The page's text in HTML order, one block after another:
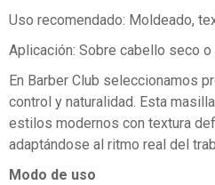
Uso recomendado: Moldeado,
Aplicación: Sobre cabello seco
En Barber Club seleccionamos
control y naturalidad. Esta
estilos modernos con textura
adaptándose al ritmo real del
Modo de uso